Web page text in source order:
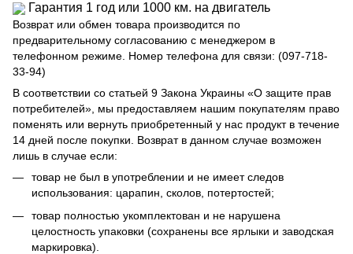
Гарантия 1 год или 1000 км. на двигатель
Возврат или обмен товара производится по
предварительному согласованию с менеджером в
телефонном режиме. Номер телефона для связи: (097-718-
33-94)
В соответствии со статьей 9 Закона Украины «О защите прав
потребителей», мы предоставляем нашим покупателям право
поменять или вернуть приобретенный у нас продукт в течение
14 дней после покупки. Возврат в данном случае возможен
лишь в случае если:
товар не был в употреблении и не имеет следов
использования: царапин, сколов, потертостей;
товар полностью укомплектован и не нарушена
целостность упаковки (сохранены все ярлыки и заводская
маркировка).